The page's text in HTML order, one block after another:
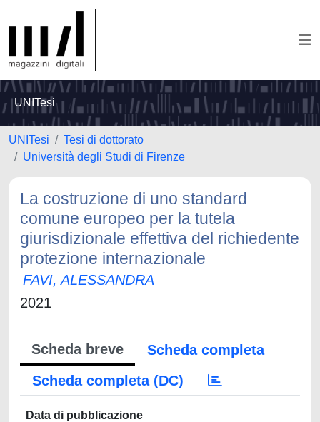
UNITesi
UNITesi
Tesi di dottorato
Università degli Studi di Firenze
La costruzione di uno standard
comune europeo per la tutela
giurisdizionale effettiva del richiedente
protezione internazionale
FAVI, ALESSANDRA
2021
Scheda breve
Scheda completa
Scheda completa (DC)
Data di pubblicazione